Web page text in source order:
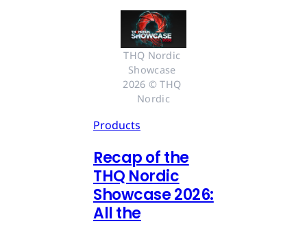
THQ Nordic
Showcase
2026 © THQ
Nordic
Products
Recap of the
THQ Nordic
Showcase 2026:
All the